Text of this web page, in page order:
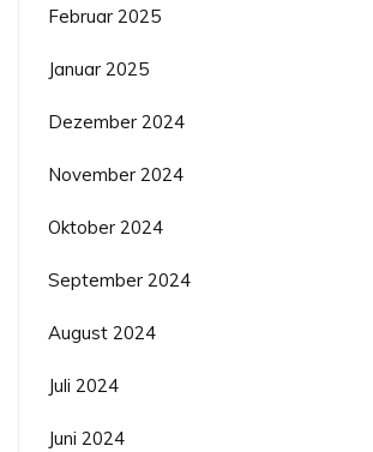
Februar 2025
Januar 2025
Dezember 2024
November 2024
Oktober 2024
September 2024
August 2024
Juli 2024
Juni 2024